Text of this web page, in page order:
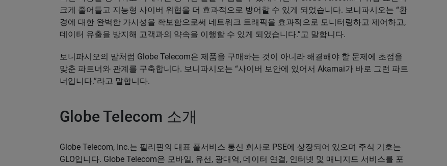
크게 줄어들고 지능형 사이버 위협을 더 효과적으로 방어할 수 있게 되었습니다. 보니파시오는 “환
경에 대한 완벽한 가시성을 확보함으로써 네트워크 트래픽을 효과적으로 모니터링하고 제어하고,
데이터 유출을 방지해 고객과의 약속을 이행할 수 있게 되었습니다.”고 말합니다.
보니파시오의 말처럼 Globe Telecom은 제품을 구매하는 것이 아니라 해결해야 할 문제에 초점을
맞춘 파트너와 관계를 구축합니다. 보니파시오는 “사이버 보안에 있어서 Akamai가 바로 그런 파트
너입니다.”라고 말합니다.
Globe Telecom 소개
Globe Telecom, Inc.는 필리핀의 대표 풀서비스 통신 회사로 PSE에 상장되어 있으며 주식 기호는
GLO입니다. Globe Telecom은 모바일, 유선, 광대역, 데이터 연결, 인터넷 및 매니지드 서비스를 포